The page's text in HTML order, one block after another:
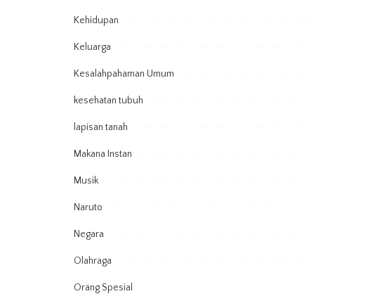
Kehidupan
Keluarga
Kesalahpahaman Umum
kesehatan tubuh
lapisan tanah
Makana Instan
Musik
Naruto
Negara
Olahraga
Orang Spesial